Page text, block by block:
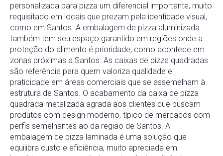
personalizada para pizza um diferencial importante, muito
requisitado em locais que prezam pela identidade visual,
como em Santos. A embalagem de pizza aluminizada
também tem seu espaço garantido em regiões onde a
proteção do alimento é prioridade, como acontece em
zonas próximas a Santos. As caixas de pizza quadradas
são referência para quem valoriza qualidade e
praticidade em áreas comerciais que se assemelham à
estrutura de Santos. O acabamento da caixa de pizza
quadrada metalizada agrada aos clientes que buscam
produtos com design moderno, típico de mercados com
perfis semelhantes ao da região de Santos. A
embalagem de pizza laminada é uma solução que
equilibra custo e eficiência, muito apreciada em